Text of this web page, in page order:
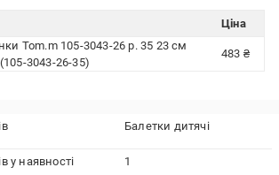
Ціна
Tom.m 105-3043-26 р. 35 23 см
3043-26-35)
483 ₴
Балетки дитячі
у наявності 1